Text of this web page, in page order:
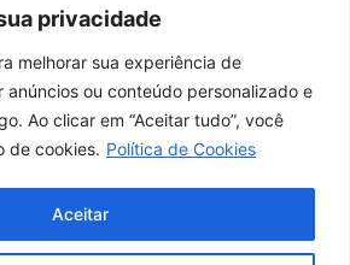
privacidade
melhorar sua experiência de
anúncios ou conteúdo personalizado e
Ao clicar em “Aceitar tudo”, você
de cookies. Política de Cookies
Aceitar
SIGA-NOS